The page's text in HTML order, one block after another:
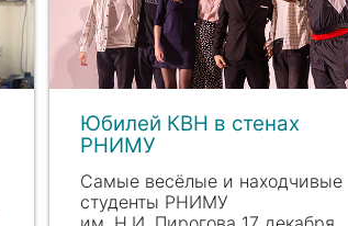
Юбилей КВН в стенах
РНИМУ
Самые весёлые и находчивые
студенты РНИМУ